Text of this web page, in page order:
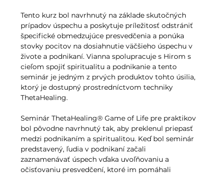
Tento kurz bol navrhnutý na základe skutočných
prípadov úspechu a poskytuje príležitosť odstrániť
špecifické obmedzujúce presvedčenia a ponúka
stovky pocitov na dosiahnutie väčšieho úspechu v
živote a podnikaní. Vianna spolupracuje s Hirom s
cieľom spojiť spiritualitu a podnikanie a tento
seminár je jedným z prvých produktov tohto úsilia,
ktorý je dostupný prostredníctvom techniky
ThetaHealing.
Seminár ThetaHealing® Game of Life pre praktikov
bol pôvodne navrhnutý tak, aby preklenul priepasť
medzi podnikaním a spiritualitou. Keď bol seminár
predstavený, ľudia v podnikaní začali
zaznamenávať úspech vďaka uvoľňovaniu a
očisťovaniu presvedčení, ktoré im pomáhali